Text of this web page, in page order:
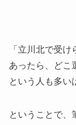
「立川北で受
あったら、どこ
という人も多い
ということで、